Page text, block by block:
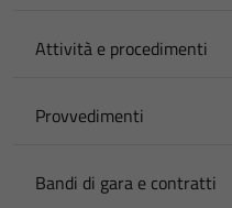
Attività e procedimenti
Provvedimenti
Bandi di gara e contratti